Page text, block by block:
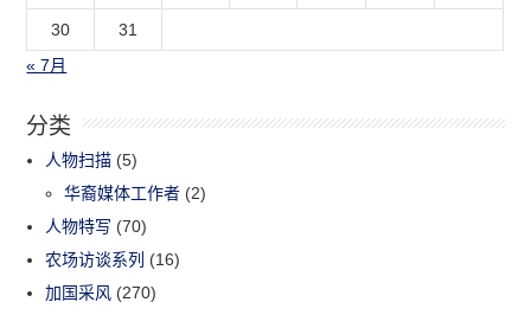
30
31
« 7月
分类
人物扫描 (5)
华裔媒体工作者 (2)
人物特写 (70)
农场访谈系列 (16)
加国采风 (270)